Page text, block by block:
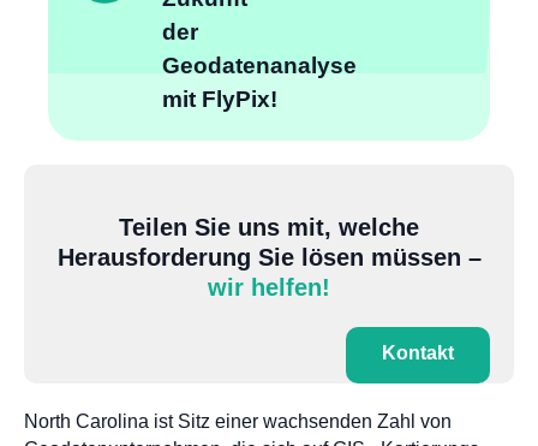
der
Geodatenanalyse
mit FlyPix!
Teilen Sie uns mit, welche
Herausforderung Sie lösen müssen –
wir helfen!
Kontakt
North Carolina ist Sitz einer wachsenden Zahl von